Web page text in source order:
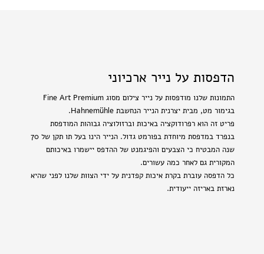
הדפסות על נייר ארכיוני
התמונות שלנו מודפסות על נייר צילום מסוג Fine Art Premium
בגימור מט, מבית יצרנית הנייר הנחשבת Hahnemühle.
פריט זה הוא רפרודוקציה באיכות וברזולוציה גבוהות המודפסת
בנפרד במדפסת מיוחדת בפורמט גדול. הנייר הינו בעל תו תקן של 70
שנה המבטיח כי הצבעים והפיגמנט של ההדפס יישמרו באיכותם
המקורית גם לאחר כמה עשורים.
כל הדפסה עוברת בקרת איכות קפדנית על ידי הצוות שלנו לפני שהיא
נארזת באריזה ייעודית.